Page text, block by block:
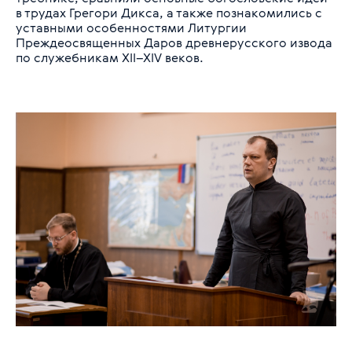
в трудах Грегори Дикса, а также познакомились с
уставными особенностями Литургии
Преждеосвященных Даров древнерусского извода
по служебникам XII–XIV веков.